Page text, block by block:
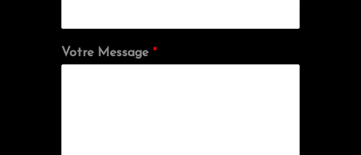
Votre Message *